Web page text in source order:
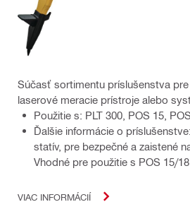
Súčasť sortimentu príslušenstva
laserové meracie prístroje alebo
Použitie s: PLT 300, POS 15,
Ďalšie informácie o
statív, pre bezpečné a zaistené
Vhodné pre použitie s POS 15/18
VIAC INFORMÁCIÍ